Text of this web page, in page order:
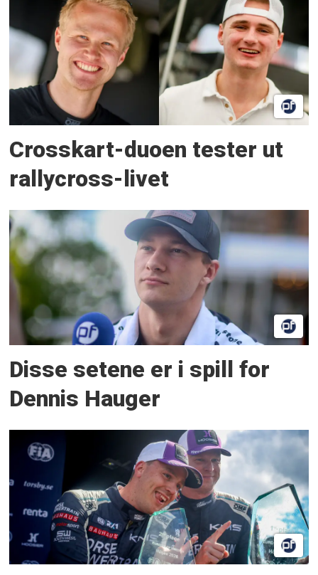
Crosskart-duoen tester ut
rallycross-livet
Disse setene er i spill for
Dennis Hauger